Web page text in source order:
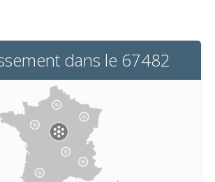
dans le 67482